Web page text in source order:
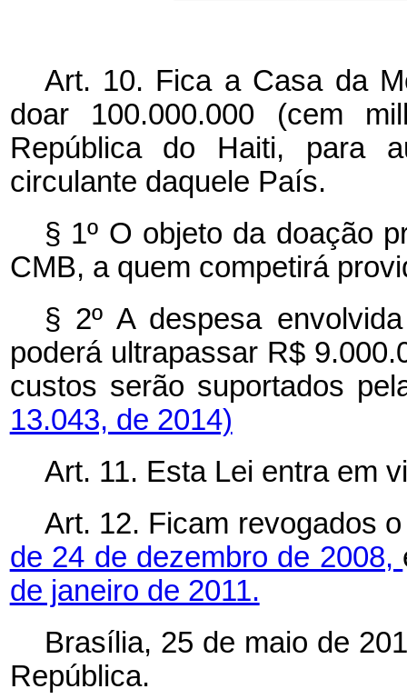
Art. 10. Fica a Casa da
doar 100.000.000 (cem
República do Haiti, para
circulante daquele País.
§ 1º O objeto da doação
CMB, a quem competirá
§ 2º A despesa
poderá ultrapassar R$
custos serão suportados
13.043, de 2014)
Art. 11. Esta Lei entra em
Art. 12. Ficam revogados
de 24 de dezembro de 2008,
de janeiro de 2011.
Brasília, 25 de maio de
República.